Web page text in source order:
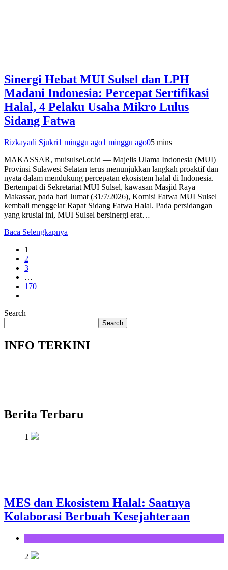
Sinergi Hebat MUI Sulsel dan LPH
Madani Indonesia: Percepat Sertifikasi
Halal, 4 Pelaku Usaha Mikro Lulus
Sidang Fatwa
Rizkayadi Sjukri1 minggu ago1 minggu ago05 mins
​MAKASSAR, muisulsel.or.id — Majelis Ulama Indonesia (MUI)
Provinsi Sulawesi Selatan terus menunjukkan langkah proaktif dan
nyata dalam mendukung percepatan ekosistem halal di Indonesia.
Bertempat di Sekretariat MUI Sulsel, kawasan Masjid Raya
Makassar, pada hari Jumat (31/7/2026), Komisi Fatwa MUI Sulsel
kembali menggelar Rapat Sidang Fatwa Halal. Pada persidangan
yang krusial ini, MUI Sulsel bersinergi erat…
Baca Selengkapnya
1
2
3
…
170
Search
Search
INFO TERKINI
Berita Terbaru
1
MES dan Ekosistem Halal: Saatnya
Kolaborasi Berbuah Kesejahteraan
2